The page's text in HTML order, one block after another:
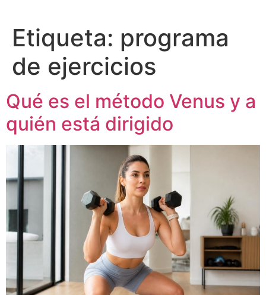
Etiqueta: programa
de ejercicios
Qué es el método Venus y a
quién está dirigido